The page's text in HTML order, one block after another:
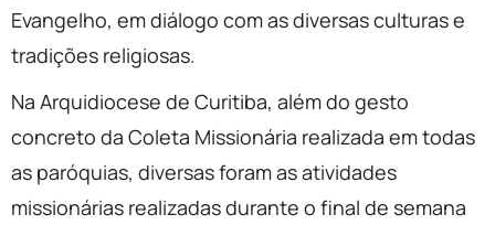
Evangelho, em diálogo com as diversas culturas e
tradições religiosas.
Na Arquidiocese de Curitiba, além do gesto
concreto da Coleta Missionária realizada em todas
as paróquias, diversas foram as atividades
missionárias realizadas durante o final de semana